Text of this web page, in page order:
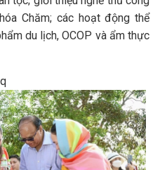
Chăm; các hoạt động thể
du lịch, OCOP và ẩm thực
q